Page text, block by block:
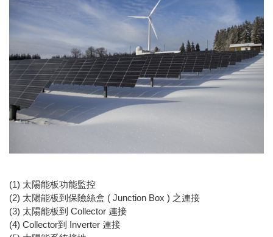
(1) 太陽能板功能監控
(2) 太陽能板到保險絲盒 ( Junction Box ) 之連接
(3) 太陽能板到 Collector 連接
(4) Collector到 Inverter 連接